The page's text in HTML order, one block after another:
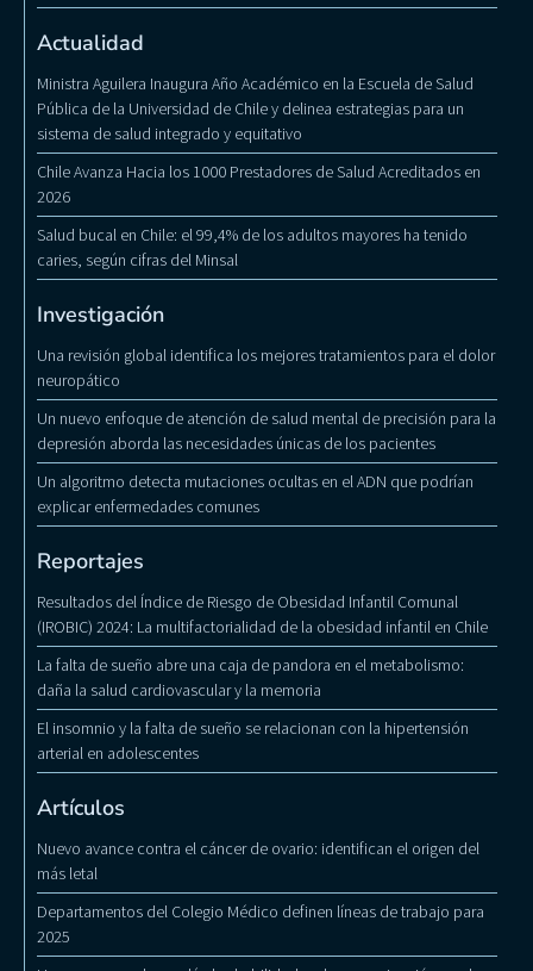
Actualidad
Ministra Aguilera Inaugura Año Académico en la Escuela de Salud
Pública de la Universidad de Chile y delinea estrategias para un
sistema de salud integrado y equitativo
Chile Avanza Hacia los 1000 Prestadores de Salud Acreditados en
2026
Salud bucal en Chile: el 99,4% de los adultos mayores ha tenido
caries, según cifras del Minsal
Investigación
Una revisión global identifica los mejores tratamientos para el dolor
neuropático
Un nuevo enfoque de atención de salud mental de precisión para la
depresión aborda las necesidades únicas de los pacientes
Un algoritmo detecta mutaciones ocultas en el ADN que podrían
explicar enfermedades comunes
Reportajes
Resultados del Índice de Riesgo de Obesidad Infantil Comunal
(IROBIC) 2024: La multifactorialidad de la obesidad infantil en Chile
La falta de sueño abre una caja de pandora en el metabolismo:
daña la salud cardiovascular y la memoria
El insomnio y la falta de sueño se relacionan con la hipertensión
arterial en adolescentes
Artículos
Nuevo avance contra el cáncer de ovario: identifican el origen del
más letal
Departamentos del Colegio Médico definen líneas de trabajo para
2025